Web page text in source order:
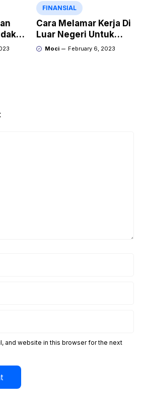
FINANSIAL
Cara Melamar Kerja Di
Luar Negeri Untuk
Laki-laki
Moci February 6, 2023
and website in this browser for the next